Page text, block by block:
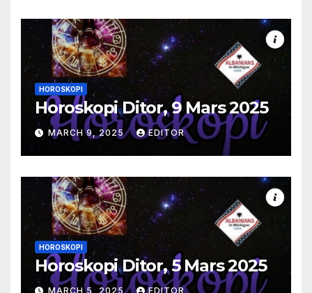
HOROSKOPI
Horoskopi Ditor, 9 Mars 2025
MARCH 9, 2025 EDITOR
HOROSKOPI
Horoskopi Ditor, 5 Mars 2025
MARCH 5, 2025 EDITOR